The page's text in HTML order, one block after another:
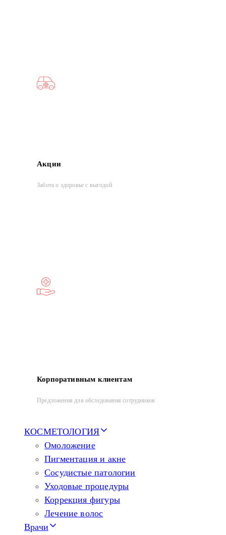
Акции
Забота о здоровье с выгодой
Корпоративным клиентам
Предложения для обследования сотрудников
КОСМЕТОЛОГИЯ
Омоложение
Пигментация и акне
Сосудистые патологии
Уходовые процедуры
Коррекция фигуры
Лечение волос
Врачи